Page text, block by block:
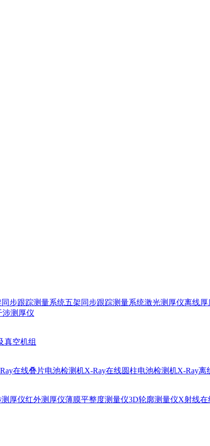
同步跟踪测量系统五架同步跟踪测量系统激光测厚仪离线厚
涉测厚仪
真空机组
在线叠片电池检测机X-Ray在线圆柱电池检测机X-Ray离
厚仪红外测厚仪薄膜平整度测量仪3D轮廓测量仪X射线在